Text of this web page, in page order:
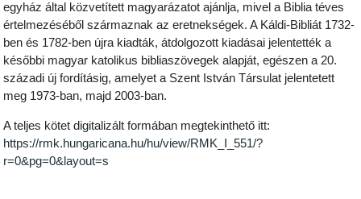
egyház által közvetített magyarázatot ajánlja, mivel a Biblia téves
értelmezéséből származnak az eretnekségek. A Káldi-Bibliát 1732-
ben és 1782-ben újra kiadták, átdolgozott kiadásai jelentették a
későbbi magyar katolikus bibliaszövegek alapját, egészen a 20.
századi új fordításig, amelyet a Szent István Társulat jelentetett
meg 1973-ban, majd 2003-ban.
A teljes kötet digitalizált formában megtekinthető itt:
https://rmk.hungaricana.hu/hu/view/RMK_I_551/?
r=0&pg=0&layout=s